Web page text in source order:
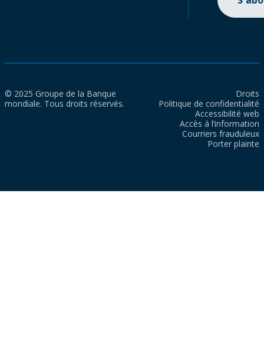
© 2025 Groupe de la Banque
mondiale. Tous droits réservés.
Droits
Politique de confidentialité
Accessibilité web
Accès à l’information
Courriers frauduleux
Porter plainte